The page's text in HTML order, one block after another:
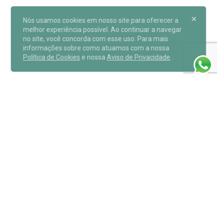
Nós usamos cookies em nosso site para oferecer a
melhor experiência possível. Ao continuar a navegar
no site, você concorda com esse uso. Para mais
informações sobre como atuamos com a nossa
Política de Cookies e nossa Aviso de Privacidade